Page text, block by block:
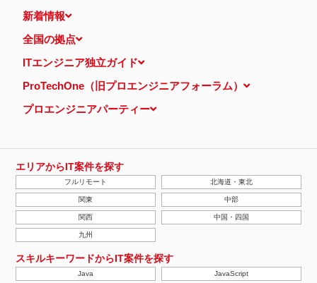
新着情報
全国の拠点
ITエンジニア独立ガイド
ProTechOne（旧プロエンジニアフォーラム）
プロエンジニアパーティー
エリアからIT案件を探す
フルリモート 北海道・東北
関東 中部
関西 中国・四国
九州
スキルキーワードからIT案件を探す
Java JavaScript